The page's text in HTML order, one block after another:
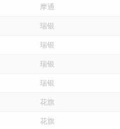
摩通
瑞银
瑞银
瑞银
瑞银
花旗
花旗